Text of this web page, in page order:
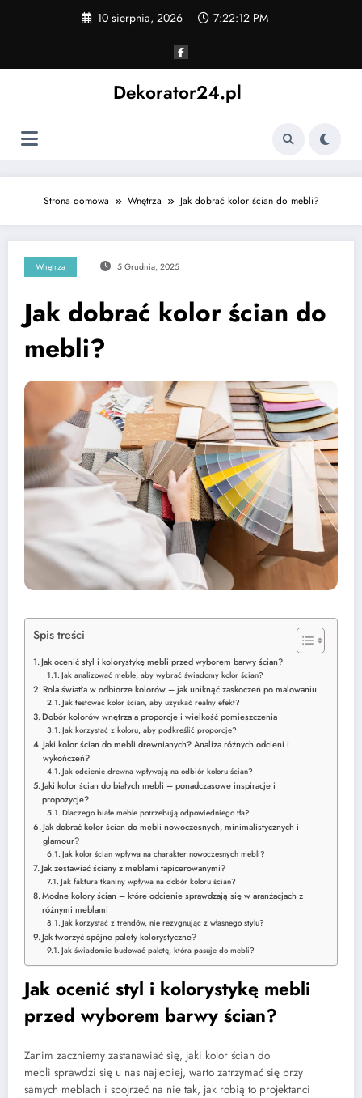
10 sierpnia, 2026 7:22:14 PM
Dekorator24.pl
Strona domowa Wnętrza Jak dobrać kolor ścian do mebli?
Wnętrza 5 Grudnia, 2025
Jak dobrać kolor ścian do
mebli?
Spis treści
Jak ocenić styl i kolorystykę mebli przed wyborem barwy ścian?
Jak analizować meble, aby wybrać świadomy kolor ścian?
Rola światła w odbiorze kolorów – jak uniknąć zaskoczeń po malowaniu
Jak testować kolor ścian, aby uzyskać realny efekt?
Dobór kolorów wnętrza a proporcje i wielkość pomieszczenia
Jak korzystać z koloru, aby podkreślić proporcje?
Jaki kolor ścian do mebli drewnianych? Analiza różnych odcieni i
wykończeń?
Jak odcienie drewna wpływają na odbiór koloru ścian?
Jaki kolor ścian do białych mebli – ponadczasowe inspiracje i
propozycje?
Dlaczego białe meble potrzebują odpowiedniego tła?
Jak dobrać kolor ścian do mebli nowoczesnych, minimalistycznych i
glamour?
Jak kolor ścian wpływa na charakter nowoczesnych mebli?
Jak zestawiać ściany z meblami tapicerowanymi?
Jak faktura tkaniny wpływa na dobór koloru ścian?
Modne kolory ścian – które odcienie sprawdzają się w aranżacjach z
różnymi meblami
Jak korzystać z trendów, nie rezygnując z własnego stylu?
Jak tworzyć spójne palety kolorystyczne?
Jak świadomie budować paletę, która pasuje do mebli?
Jak ocenić styl i kolorystykę mebli
przed wyborem barwy ścian?
Zanim zaczniemy zastanawiać się, jaki kolor ścian do
mebli sprawdzi się u nas najlepiej, warto zatrzymać się przy
samych meblach i spojrzeć na nie tak, jak robią to projektanci